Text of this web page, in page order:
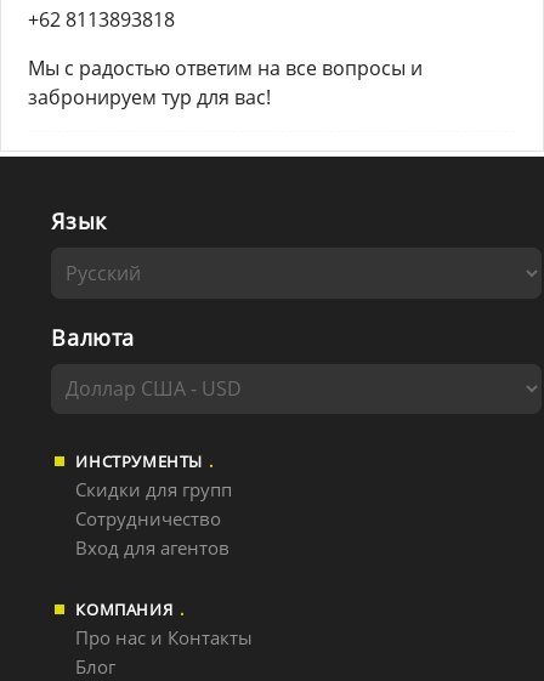
+62 8113893818
Мы с радостью ответим на все вопросы и
забронируем тур для вас!
ИНСТРУМЕНТЫ
Скидки для групп
Сотрудничество
Вход для агентов
КОМПАНИЯ
Про нас и Контакты
Блог
Язык
Валюта